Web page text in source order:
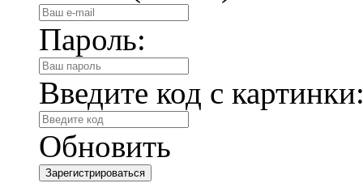
Пароль:
Введите код с
Обновить